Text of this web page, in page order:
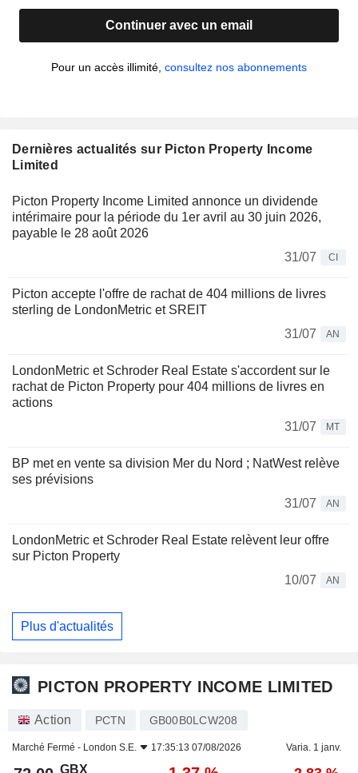
Continuer avec un email
Pour un accès illimité, consultez nos abonnements
Dernières actualités sur Picton Property Income
Limited
Picton Property Income Limited annonce un dividende
intérimaire pour la période du 1er avril au 30 juin 2026,
payable le 28 août 2026
31/07
CI
Picton accepte l'offre de rachat de 404 millions de livres
sterling de LondonMetric et SREIT
31/07
AN
LondonMetric et Schroder Real Estate s'accordent sur le
rachat de Picton Property pour 404 millions de livres en
actions
31/07
MT
BP met en vente sa division Mer du Nord ; NatWest relève
ses prévisions
31/07
AN
LondonMetric et Schroder Real Estate relèvent leur offre
sur Picton Property
10/07
AN
Plus d'actualités
PICTON PROPERTY INCOME LIMITED
Action PCTN GB00B0LCW208
Marché Fermé - London S.E. 17:35:13 07/08/2026 Varia. 1 janv.
GBX